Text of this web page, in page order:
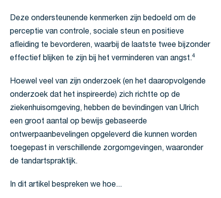
Deze ondersteunende kenmerken zijn bedoeld om de
perceptie van controle, sociale steun en positieve
afleiding te bevorderen, waarbij de laatste twee bijzonder
effectief blijken te zijn bij het verminderen van angst.4
Hoewel veel van zijn onderzoek (en het daaropvolgende
onderzoek dat het inspireerde) zich richtte op de
ziekenhuisomgeving, hebben de bevindingen van Ulrich
een groot aantal op bewijs gebaseerde
ontwerpaanbevelingen opgeleverd die kunnen worden
toegepast in verschillende zorgomgevingen, waaronder
de tandartspraktijk.
In dit artikel bespreken we hoe...